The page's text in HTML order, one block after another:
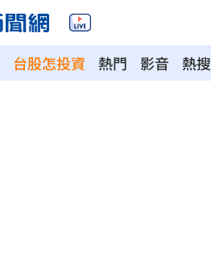
台股怎投資 熱門 影音 熱搜